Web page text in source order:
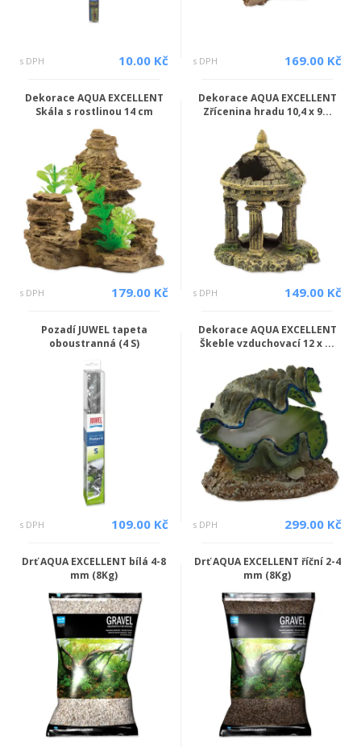
s DPH 10.00 Kč s DPH 169.00 Kč
Dekorace AQUA EXCELLENT
Skála s rostlinou 14 cm
s DPH 179.00 Kč
Dekorace AQUA EXCELLENT
Zřícenina hradu 10,4 x 9...
s DPH 149.00 Kč
Pozadí JUWEL tapeta
oboustranná (4 S)
s DPH 109.00 Kč
Dekorace AQUA EXCELLENT
Škeble vzduchovací 12 x ...
s DPH 299.00 Kč
Drť AQUA EXCELLENT bílá 4-8
mm (8Kg)
Drť AQUA EXCELLENT říční 2-4
mm (8Kg)